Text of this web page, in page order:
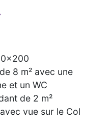
8 m² avec une
et un WC
de 2 m²
vue sur le Col